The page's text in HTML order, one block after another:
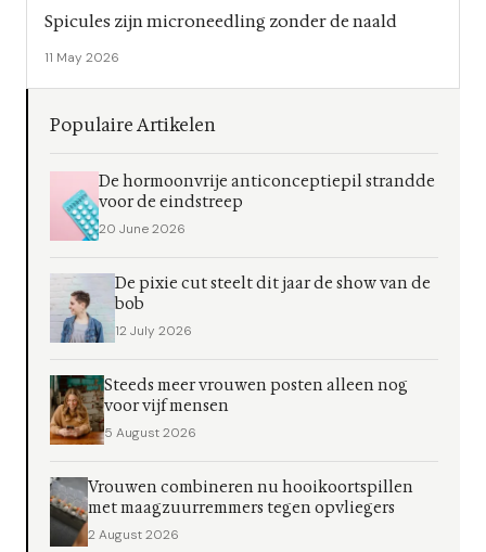
Spicules zijn microneedling zonder de naald
11 May 2026
Populaire Artikelen
De hormoonvrije anticonceptiepil strandde
voor de eindstreep
20 June 2026
De pixie cut steelt dit jaar de show van de
bob
12 July 2026
Steeds meer vrouwen posten alleen nog
voor vijf mensen
5 August 2026
Vrouwen combineren nu hooikoortspillen
met maagzuurremmers tegen opvliegers
2 August 2026